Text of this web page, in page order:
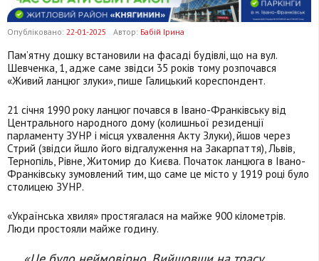
Опубліковано: 22-01-2025 Автор: Бабій Ірина
Памʼятну дошку встановили на фасаді будівлі, що на вул.
Шевченка, 1, адже саме звідси 35 років тому розпочався
«Живий ланцюг злуки», пише Галицький кореспондент.
21 січня 1990 року ланцюг почався в Івано-Франківську від
Центрального народного дому (колишньої резиденції
парламенту ЗУНР і місця ухвалення Акту Злуки), йшов через
Стрий (звідси йшло його відгалуження на Закарпаття), Львів,
Тернопіль, Рівне, Житомир до Києва. Початок ланцюга в Івано-
Франківську зумовлений тим, що саме це місто у 1919 році було
столицею ЗУНР.
«Українська хвиля» простягалася на майже 900 кілометрів.
Люди простояли майже годину.